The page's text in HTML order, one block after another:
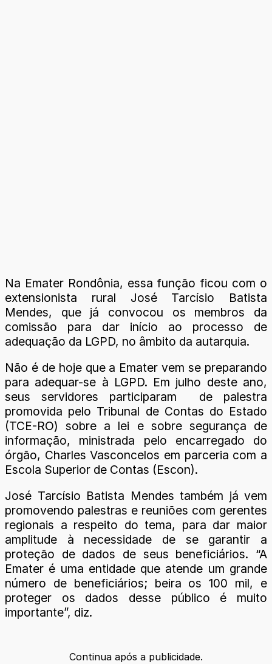
Na Emater Rondônia, essa função ficou com o
extensionista rural José Tarcísio Batista
Mendes, que já convocou os membros da
comissão para dar início ao processo de
adequação da LGPD, no âmbito da autarquia.
Não é de hoje que a Emater vem se preparando
para adequar-se à LGPD. Em julho deste ano,
seus servidores participaram de palestra
promovida pelo Tribunal de Contas do Estado
(TCE-RO) sobre a lei e sobre segurança de
informação, ministrada pelo encarregado do
órgão, Charles Vasconcelos em parceria com a
Escola Superior de Contas (Escon).
José Tarcísio Batista Mendes também já vem
promovendo palestras e reuniões com gerentes
regionais a respeito do tema, para dar maior
amplitude à necessidade de se garantir a
proteção de dados de seus beneficiários. “A
Emater é uma entidade que atende um grande
número de beneficiários; beira os 100 mil, e
proteger os dados desse público é muito
importante”, diz.
Continua após a publicidade.